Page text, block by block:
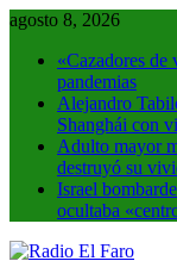
Saltar
contenido
agosto 8, 2026
«Cazadores de
pandemias
Alejandro
Shanghái con
Adulto mayor
destruyó su
Israel
ocultaba